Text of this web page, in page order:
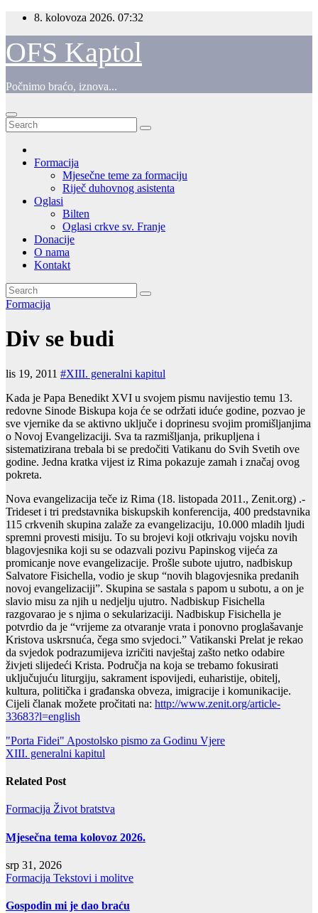
Skip
content
8. kolovoza 2026. 07:32
OFS Kaptol
Počnimo braćo, iznova...
Formacija
Mjesečne teme za formaciju
Riječ duhovnog asistenta
Oglasi
Bilten
Oglasi crkve sv. Franje
Donacije
O nama
Kontakt
Formacija
Div se budi
lis 19, 2011 #XIII. generalni kapitul
Kada je Papa Benedikt XVI u svojem pismu navijestio temu 13.
redovne Sinode Biskupa koja će se održati iduće godine, pozvao je
sve vjernike da se aktivno uključe i doprinesu svojim promišljanjima
o Novoj Evangelizaciji. Sva ta razmišljanja, prikupljena i
sistematizirana trebala bi se predočiti Vatikanu do Svih Svetih ove
godine. Jedna kratka vijest iz Rima pokazuje zamah i značaj ovog
pokreta.
Nova evangelizacija teče iz Rima (18. listopada 2011., Zenit.org) .-
Trideset i tri predstavnika biskupskih konferencija, 400 predstavnika
115 crkvenih skupina zalaže za evangelizaciju, 10.000 mladih ljudi
spremni provesti misiju. To su brojevi koji otkrivaju vojsku novih
blagovjesnika koji su se odazvali pozivu Papinskog vijeća za
promicanje nove evangelizacije. Prošle subote ujutro, nadbiskup
Salvatore Fisichella, vodio je skup “novih blagovjesnika predanih
novoj evangelizaciji”. Skupina se sastala s papom u subotu, a on je
slavio misu za njih u nedjelju ujutro. Nadbiskup Fisichella
razgovarao je s njima o sekularizaciji. Nadbiskup Fisichella je
potvrdio da je “vrijeme za otvaranje vrata i ponovno proglašavanje
Kristova uskrsnuća, čega smo svjedoci.” Vatikanski Prelat je rekao
da svjedok podrazumijeva izričiti navještaj zašto netko odabire
živjeti slijedeći Krista. Područja na koja se trebamo fokusirati
uključujuću liturgiju, sakrament ispovijedi, euharistije, obitelj,
kultura, politička i građanska obveza, imigracije i komunikacije.
Cijeli članak možete pročitati na: http://www.zenit.org/article-
33683?l=english
Navigacija
objava
"Porta Fidei" Apostolsko pismo za Godinu Vjere
XIII. generalni kapitul
Related Post
Formacija Život bratstva
Mjesečna tema kolovoz 2026.
srp 31, 2026
Formacija Tekstovi i molitve
Gospodin mi je dao braću